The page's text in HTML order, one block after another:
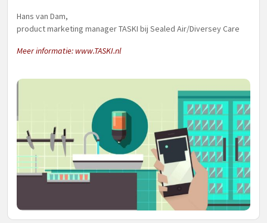
Hans van Dam,
product marketing manager TASKI bij Sealed Air/Diversey Care
Meer informatie: www.TASKI.nl